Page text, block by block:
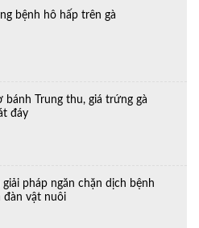
bệnh hô hấp trên gà
bánh Trung thu, giá trứng gà
đáy
giải pháp ngăn chặn dịch bệnh
đàn vật nuôi